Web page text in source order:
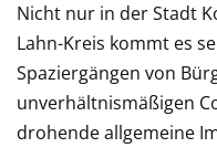
Nicht nur in der Stadt
Lahn-Kreis kommt es
Spaziergängen von
unverhältnismäßigen
drohende allgemeine